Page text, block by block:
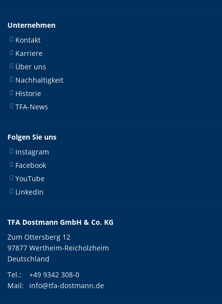
Unternehmen
Kontakt
Karriere
Über uns
Nachhaltigkeit
Historie
TFA-News
Folgen Sie uns
Instagram
Facebook
YouTube
LinkedIn
TFA Dostmann GmbH & Co. KG
Zum Ottersberg 12
97877 Wertheim-Reicholzheim
Deutschland
Tel.:
+49 9342 308-0
Mail:
info@tfa-dostmann.de